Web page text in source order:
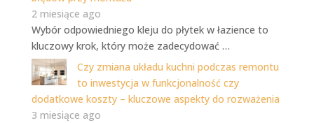
2 miesiące ago
Wybór odpowiedniego kleju do płytek w łazience to
kluczowy krok, który może zadecydować …
Czy zmiana układu kuchni podczas remontu
to inwestycja w funkcjonalność czy
dodatkowe koszty – kluczowe aspekty do rozważenia
3 miesiące ago